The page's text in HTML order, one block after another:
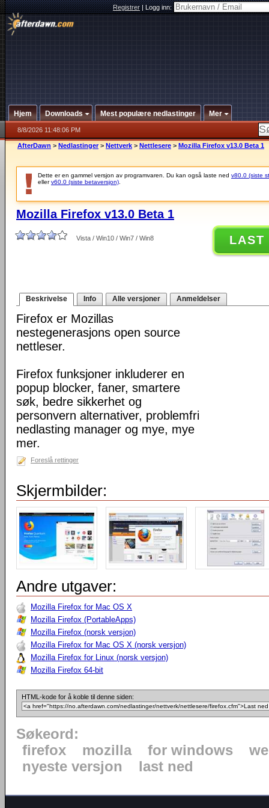
Registrer|Logg inn:
Hjem Downloads Mest populære nedlastinger Mer
8/8/2026 11:48:06 PM
AfterDawn > Nedlastinger > Nettverk > Nettlesere > Mozilla Firefox v13.0 Beta 1
Dette er en gammel versjon av programvaren. Du kan også laste ned v80.0 (siste
ellerv60.0 (siste betaversjon)
Mozilla Firefox v13.0 Beta 1
Vista / Win10 / Win7 / Win8 LAST
Beskrivelse Info Alle versjoner Anmeldelser
Firefox er Mozillas
nestegenerasjons open source
nettleser.
Firefox funksjoner inkluderer en
popup blocker, faner, smartere
søk, bedre sikkerhet og
personvern alternativer, problemfri
nedlasting manager og mye, mye
mer.
Foreslå rettinger
Skjermbilder:
Andre utgaver:
Mozilla Firefox for Mac OS X
Mozilla Firefox (PortableApps)
Mozilla Firefox (norsk versjon)
Mozilla Firefox for Mac OS X (norsk versjon)
Mozilla Firefox for Linux (norsk versjon)
Mozilla Firefox 64-bit
HTML-kode for å koble til denne siden:
Søkeord:
firefox
mozilla for windows
nyeste versjon
last ned